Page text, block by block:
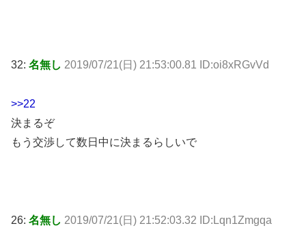
32: 名無し 2019/07/21(日) 21:53:00.81 ID:oi8xRGvVd
>>22
決まるぞ
もう交渉して数日中に決まるらしいで
26: 名無し 2019/07/21(日) 21:52:03.32 ID:Lqn1Zmgqa